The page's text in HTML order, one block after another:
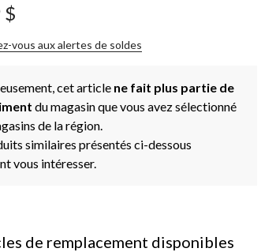
la
$
vous aux alertes de soldes
cet article ne fait plus partie de
du magasin que vous avez sélectionné
de la région.
similaires présentés ci-dessous
vous intéresser.
de remplacement disponibles